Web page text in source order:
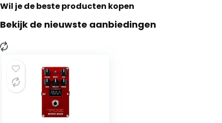
Wil je de beste producten kopen
Bekijk de nieuwste aanbiedingen